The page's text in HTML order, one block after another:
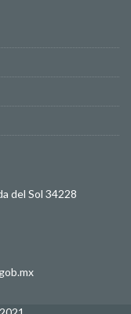
del Sol 34228